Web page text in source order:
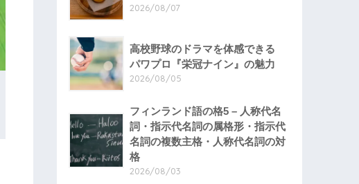
2026/08/07
高校野球のドラマを体感できる
パワプロ『栄冠ナイン』の魅力
2026/08/05
フィンランド語の格5 – 人称代名
詞・指示代名詞の属格形・指示代
名詞の複数主格・人称代名詞の対
格
2026/08/03